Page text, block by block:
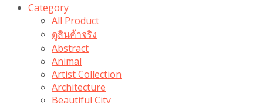
Category
All Product
ดูสินค้าจริง
Abstract
Animal
Artist Collection
Architecture
Beautiful City